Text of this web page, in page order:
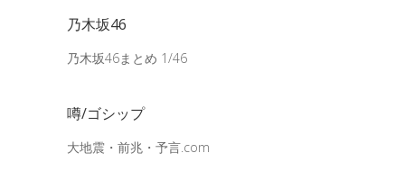
乃木坂46
乃木坂46まとめ 1/46
噂/ゴシップ
大地震・前兆・予言.com